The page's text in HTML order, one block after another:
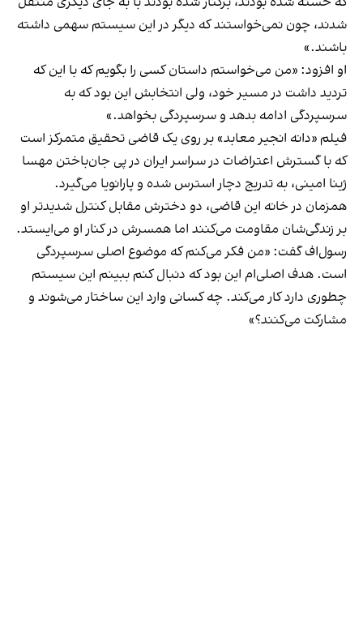
شدند، چون نمی‌خواستند که دیگر در این سیستم سهمی داشته
باشند.»
او افزود: «من می‌خواستم داستان کسی را بگویم که با این که
تردید داشت در مسیر خود، ولی انتخابش این بود که به
سرسپردگی ادامه بدهد و سرسپردگی بخواهد.»
فیلم «دانه انجیر معابد» بر روی یک قاضی تحقیق متمرکز است
که با گسترش اعتراضات در سراسر ایران در پی جان‌باختن مهسا
ژینا امینی، به تدریج دچار استرس شده و پارانویا می‌گیرد.
همزمان در خانه این قاضی، دو دخترش مقابل کنترل شدیدتر او
بر زندگی‌شان مقاومت می‌کنند اما همسرش در کنار او می‌ایستد.
رسول‌اف گفت: «من فکر می‌کنم که موضوع اصلی سرسپردگی
است. هدف اصلی‌ام این بود که دنبال کنم ببینم این سیستم
چطوری دارد کار می‌کند. چه کسانی وارد این ساختار می‌شوند و
مشارکت می‌کنند؟»